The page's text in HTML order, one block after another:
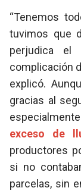
“Tenemos
tuvimos que
perjudica el
complicación
explicó.
gracias al
exceso de
productores
si no
parcelas, sin